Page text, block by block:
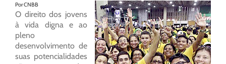
Por CNBB
O direito dos jovens
à vida digna e ao
pleno
desenvolvimento de
suas potencialidades